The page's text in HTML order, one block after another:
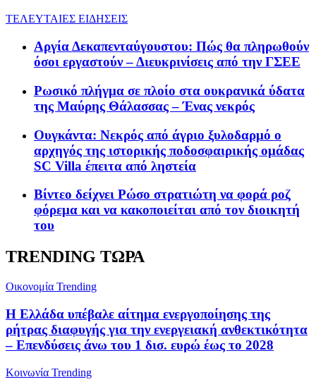
ΤΕΛΕΥΤΑΙΕΣ ΕΙΔΗΣΕΙΣ
Αργία Δεκαπενταύγουστου: Πώς θα πληρωθούν
όσοι εργαστούν – Διευκρινίσεις από την ΓΣΕΕ
Ρωσικό πλήγμα σε πλοίο στα ουκρανικά ύδατα
της Μαύρης Θάλασσας – Ένας νεκρός
Ουγκάντα: Νεκρός από άγριο ξυλοδαρμό ο
αρχηγός της ιστορικής ποδοσφαιρικής ομάδας
SC Villa έπειτα από ληστεία
Βίντεο δείχνει Ρώσο στρατιώτη να φορά ροζ
φόρεμα και να κακοποιείται από τον διοικητή
του
TRENDING ΤΩΡΑ
Oικονομία Trending
Η Ελλάδα υπέβαλε αίτημα ενεργοποίησης της
ρήτρας διαφυγής για την ενεργειακή ανθεκτικότητα
– Επενδύσεις άνω του 1 δισ. ευρώ έως το 2028
Κοινωνία Trending